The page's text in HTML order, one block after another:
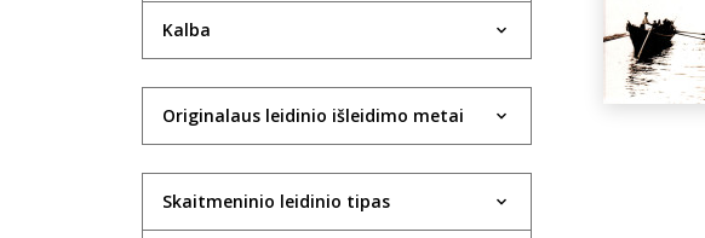
Kalba
Originalaus leidinio išleidimo metai
Skaitmeninio leidinio tipas